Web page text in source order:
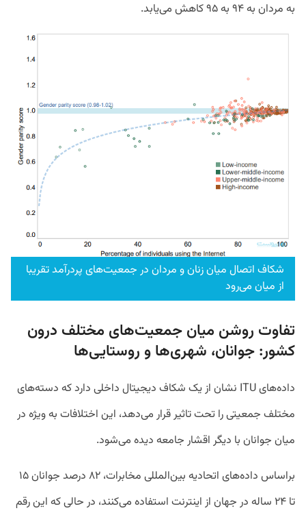
به مردان به ۹۴ به ۹۵ کاهش می‌یابد.
شکاف اتصال میان زنان و مردان در جمعیت‌های پردرآمد تقریبا
از میان می‌رود
تفاوت روشن میان جمعیت‌های مختلف درون
کشور: جوانان، شهری‌ها و روستایی‌ها
داده‌های ITU نشان از یک شکاف دیجیتال داخلی دارد که دسته‌های
مختلف جمعیتی را تحت تاثیر قرار می‌دهد، این اختلافات به ویژه در
میان جوانان با دیگر اقشار جامعه دیده می‌شود.
براساس داده‌‌های اتحادیه بین‌المللی مخابرات، ۸۲ درصد جوانان ۱۵
تا ۲۴ ساله در جهان از اینترنت استفاده می‌کنند، در حالی که این رقم